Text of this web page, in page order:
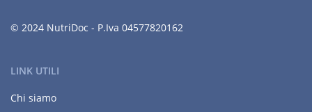
© 2024 NutriDoc - P.Iva 04577820162
LINK UTILI
Chi siamo